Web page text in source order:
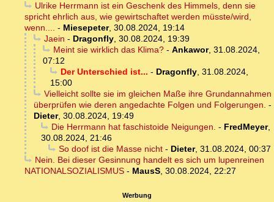
Ulrike Herrmann ist ein Geschenk des Himmels, denn sie
spricht ehrlich aus, wie gewirtschaftet werden müsste/wird,
wenn.... - Miesepeter, 30.08.2024, 19:14
Jaein - Dragonfly, 30.08.2024, 19:39
Meint sie wirklich das Klima?- Ankawor, 31.08.2024,
07:12
Der Unterschied ist... - Dragonfly, 31.08.2024,
15:00
Vielleicht sollte sie im gleichen Maße ihre Grundannahmen
überprüfen wie deren angedachte Folgen und Folgerungen. -
Dieter, 30.08.2024, 19:49
Die Herrmann hat faschistoide Neigungen. - FredMeyer,
30.08.2024, 21:46
So doof ist die Masse nicht- Dieter, 31.08.2024, 00:37
Nein. Bei dieser Gesinnung handelt es sich um lupenreinen
NATIONALSOZIALISMUS - MausS, 30.08.2024, 22:27
Werbung